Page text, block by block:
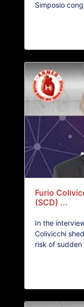
Simposio
Furio
(SCD) ...
In the
Colivicchi
risk of